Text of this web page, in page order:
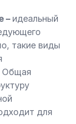
– идеальный
такие виды
Общая
для